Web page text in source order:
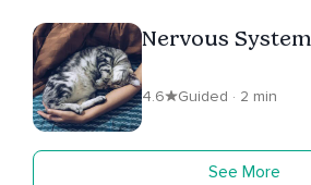
Nervous
4.6 Guided · 2 min
See More